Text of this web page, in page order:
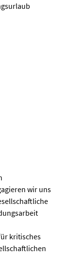
wir uns
kritisches